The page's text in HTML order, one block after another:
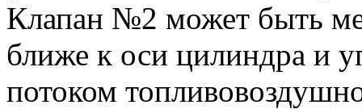
Клапан №2 может быть
ближе к оси цилиндра и
потоком